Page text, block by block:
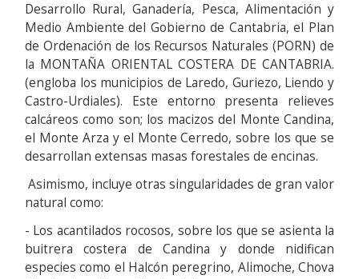
Desarrollo Rural, Ganadería, Pesca, Alimentación y
Medio Ambiente del Gobierno de Cantabria, el Plan
de Ordenación de los Recursos Naturales (PORN) de
la MONTAÑA ORIENTAL COSTERA DE CANTABRIA.
(engloba los municipios de Laredo, Guriezo, Liendo y
Castro-Urdiales). Este entorno presenta relieves
calcáreos como son; los macizos del Monte Candina,
el Monte Arza y el Monte Cerredo, sobre los que se
desarrollan extensas masas forestales de encinas.
Asimismo, incluye otras singularidades de gran valor
natural como:
- Los acantilados rocosos, sobre los que se asienta la
buitrera costera de Candina y donde nidifican
especies como el Halcón peregrino, Alimoche, Chova